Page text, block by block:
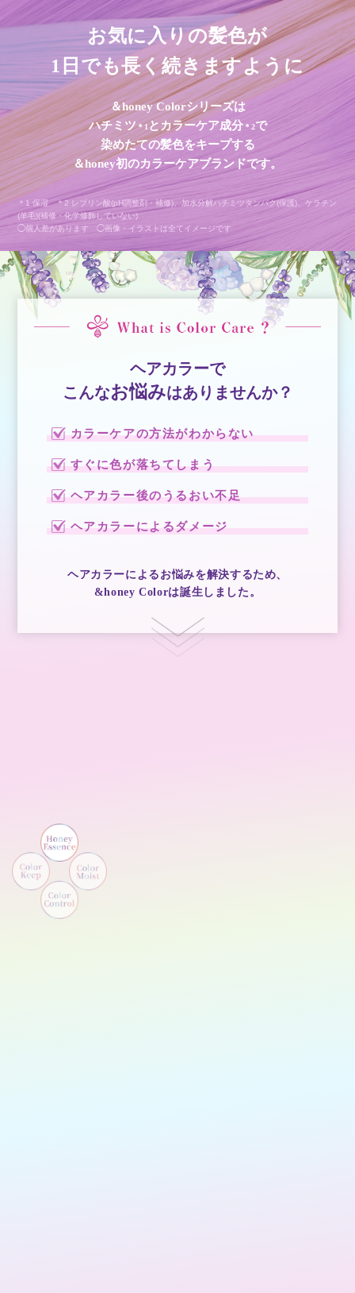
お気に入りの髪色が
1日でも長く続きますように
＆honey Colorシリーズは
ハチミツ＊1とカラーケア成分＊2で
染めたての髪色をキープする
＆honey初のカラーケアブランドです。
＊1 保湿 ＊2 レブリン酸(pH調整剤・補修)、加水分解ハチミツタンパク(保護)、ケラチン
(羊毛)(補修・化学修飾していない)
◯個人差があります ◯画像・イラストは全てイメージです
ヘアカラーで
こんなお悩みはありませんか？
カラーケアの方法がわからない
すぐに色が落ちてしまう
ヘアカラー後のうるおい不足
ヘアカラーによるダメージ
ヘアカラーによるお悩みを解決するため、
&honey Colorは誕生しました。